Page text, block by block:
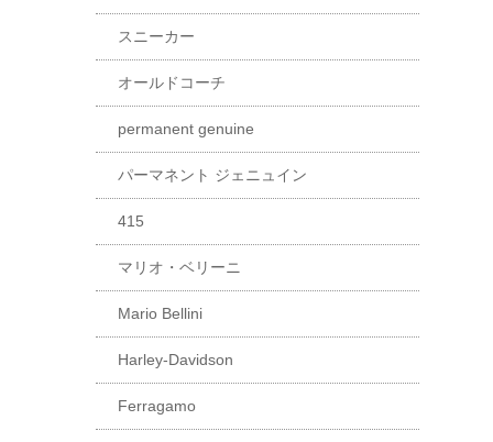
スニーカー
オールドコーチ
permanent genuine
パーマネント ジェニュイン
415
マリオ・ベリーニ
Mario Bellini
Harley-Davidson
Ferragamo